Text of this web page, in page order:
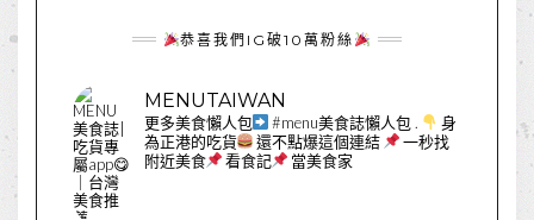
恭喜我們IG破10萬粉絲
MENUTAIWAN
更多美食懶人包 #menu美食誌懶人包 .
身
為正港的吃貨
還不點爆這個連結
一秒找
附近美食
看食記 當美食家